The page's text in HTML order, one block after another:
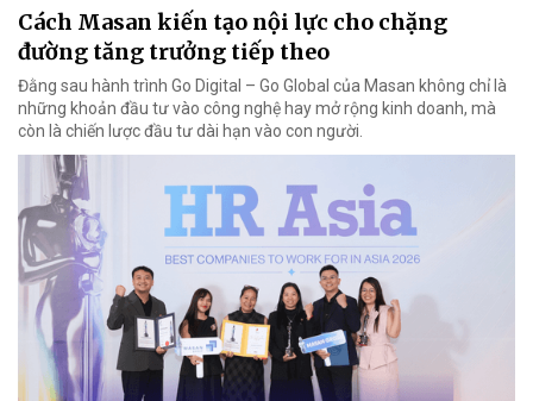
Cách Masan kiến tạo nội lực cho chặng
đường tăng trưởng tiếp theo
Đằng sau hành trình Go Digital – Go Global của Masan không chỉ là
những khoản đầu tư vào công nghệ hay mở rộng kinh doanh, mà
còn là chiến lược đầu tư dài hạn vào con người.